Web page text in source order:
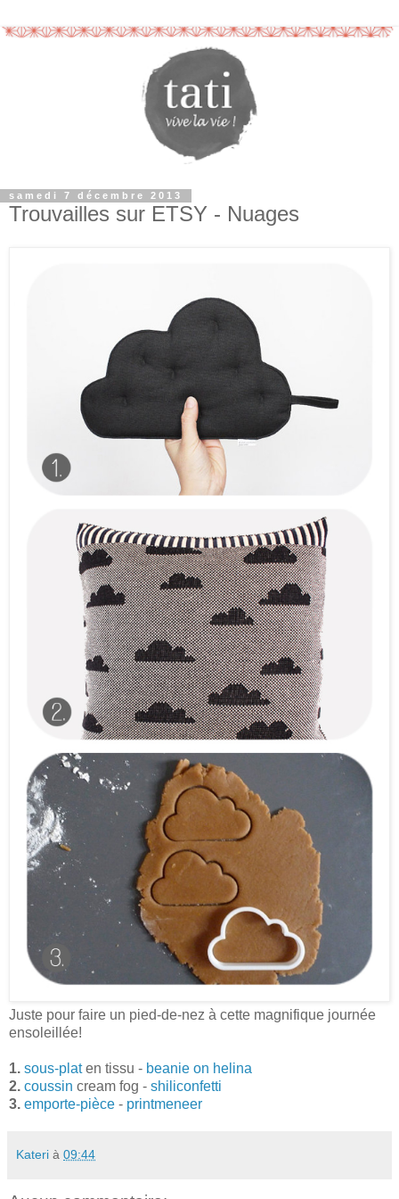
samedi 7 décembre 2013
Trouvailles sur ETSY - Nuages
Juste pour faire un pied-de-nez à cette magnifique journée
ensoleillée!
1. sous-platen tissu - beanie on helina
2. coussin cream fog - shiliconfetti
3. emporte-pièce - printmeneer
Kateri à 09:44